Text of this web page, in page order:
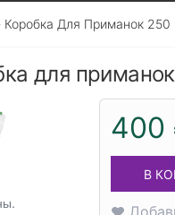
Коробка Для Приманок
для
400
В